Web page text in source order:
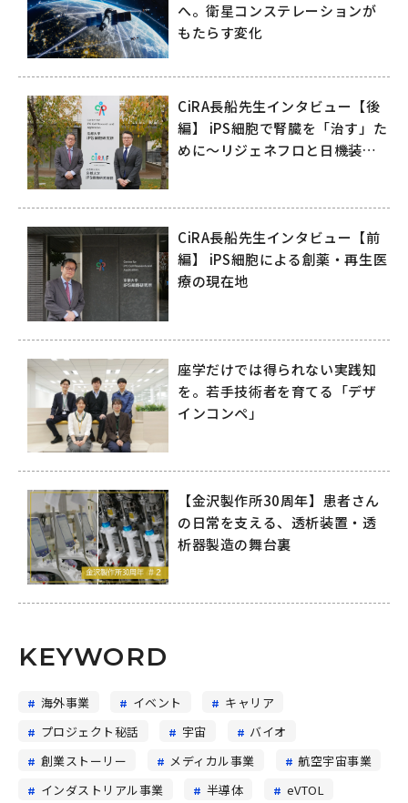
へ。衛星コンステレーションが
もたらす変化
CiRA長船先生インタビュー【後
編】 iPS細胞で腎臓を「治す」た
めに～リジェネフロと日機装が
CiRA長船先生インタビュー【前
編】 iPS細胞による創薬・再生医
療の現在地
座学だけでは得られない実践知
を。若手技術者を育てる「デザ
インコンペ」
【金沢製作所30周年】患者さん
の日常を支える、透析装置・透
析器製造の舞台裏
KEYWORD
海外事業 イベント
キャリア
プロジェクト秘話
宇宙
バイオ
創業ストーリー
メディカル事業
航空宇宙事業
インダストリアル事業
半導体
eVTOL